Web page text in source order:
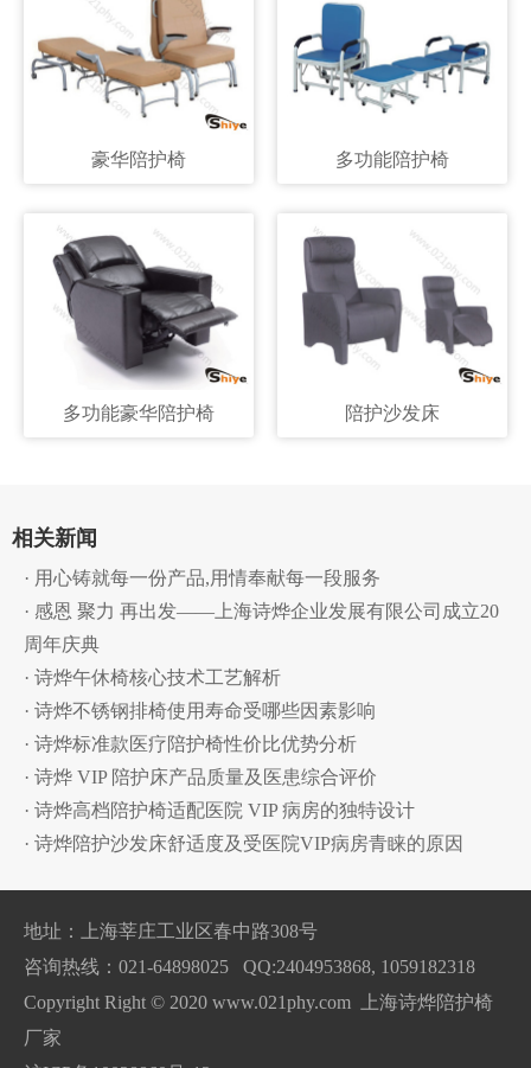
豪华陪护椅 多功能陪护椅
多功能豪华陪护椅 陪护沙发床
相关新闻
· 用心铸就每一份产品,用情奉献每一段服务
· 感恩 聚力 再出发——上海诗烨企业发展有限公司成立20
周年庆典
· 诗烨午休椅核心技术工艺解析
· 诗烨不锈钢排椅使用寿命受哪些因素影响
· 诗烨标准款医疗陪护椅性价比优势分析
· 诗烨 VIP 陪护床产品质量及医患综合评价
· 诗烨高档陪护椅适配医院 VIP 病房的独特设计
· 诗烨陪护沙发床舒适度及受医院VIP病房青睐的原因
地址：上海莘庄工业区春中路308号
咨询热线：021-64898025 QQ:2404953868, 1059182318
Copyright Right © 2020 www.021phy.com 上海诗烨陪护椅
厂家